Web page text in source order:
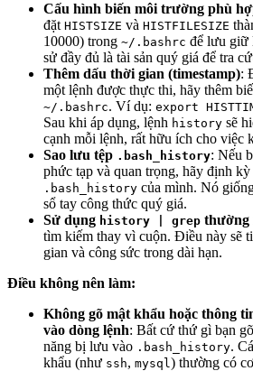
Cấu hình biến môi trường phù
đặt HISTSIZE và HISTFILESIZE
10000) trong ~/.bashrc để lưu giữ
sử đầy đủ là tài sản quý giá để tra
Thêm dấu thời gian (timestamp):
một lệnh được thực thi, hãy thêm
~/.bashrc. Ví dụ: export
Sau khi áp dụng, lệnh history sẽ
cạnh mỗi lệnh, rất hữu ích cho việc
Sao lưu tệp .bash_history: Nếu
phức tạp và quan trọng, hãy định kỳ
.bash_history của mình. Nó
sổ tay công thức quý giá.
Sử dụng history | grep thường
tìm kiếm thay vì cuộn. Điều này sẽ
gian và công sức trong dài hạn.
Điều không nên làm:
Không gõ mật khẩu hoặc thông
vào dòng lệnh: Bất cứ thứ gì bạn
năng bị lưu vào .bash_history.
khẩu (như ssh, mysql) thường có